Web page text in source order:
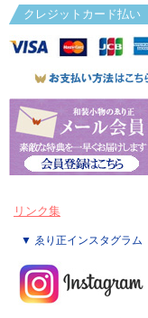
クレジットカード払い
リンク集
▼ ゑり正インスタグラム